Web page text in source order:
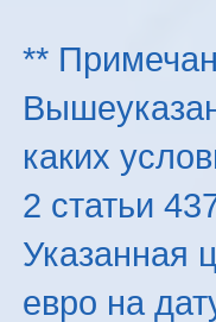
**
каких
2 статьи
Указанная
евро на